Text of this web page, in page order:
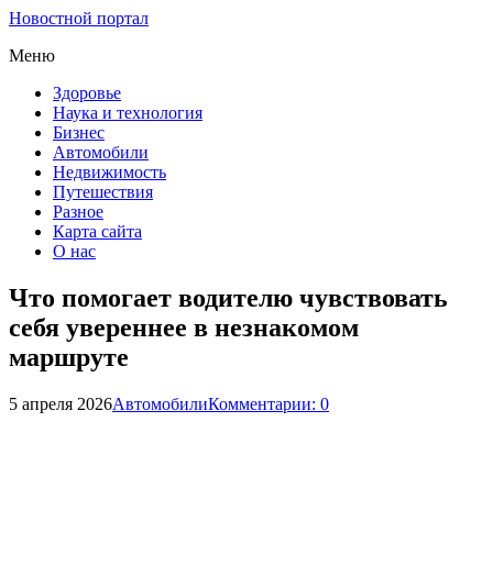
Новостной портал
Меню
Здоровье
Наука и технология
Бизнес
Автомобили
Недвижимость
Путешествия
Разное
Карта сайта
О нас
Что помогает водителю чувствовать
себя увереннее в незнакомом
маршруте
5 апреля 2026АвтомобилиКомментарии: 0